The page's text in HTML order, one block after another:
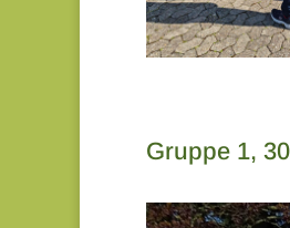
Gruppe 1,